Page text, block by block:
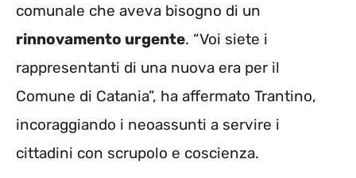
comunale che aveva bisogno di un
rinnovamento urgente. “Voi siete i
rappresentanti di una nuova era per il
Comune di Catania”, ha affermato Trantino,
incoraggiando i neoassunti a servire i
cittadini con scrupolo e coscienza.